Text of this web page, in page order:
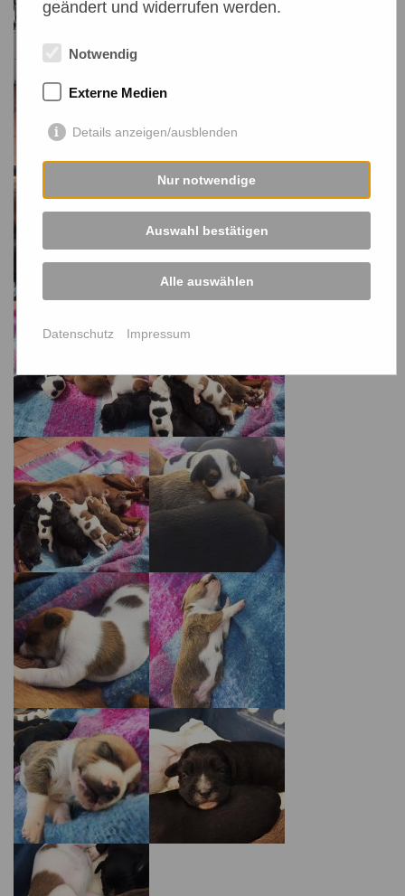
geändert und widerrufen werden.
Notwendig
Externe Medien
Details anzeigen/ausblenden
Nur notwendige
Auswahl bestätigen
Alle auswählen
Datenschutz Impressum